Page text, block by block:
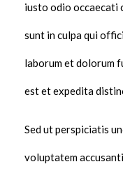
iusto odio occaecati
sunt in culpa qui
laborum et dolorum
est et expedita
Sed ut perspiciatis
voluptatem